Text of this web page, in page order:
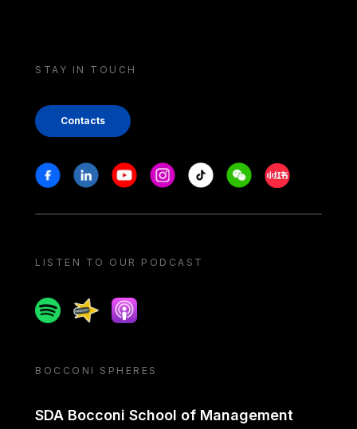
STAY IN TOUCH
Contacts
Stay in touch
FacebookLinkedinYoutubeInstagram
Tiktok WeechatXiaohongshu/
LISTEN TO OUR PODCAST
SpotifySpreakerApple podcast
BOCCONI SPHERES
SDA Bocconi School of Management